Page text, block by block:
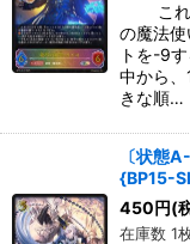
これを
の魔法
トを-9
中から
きな順…
〔状態
{BP15-
450円(
在庫数 1